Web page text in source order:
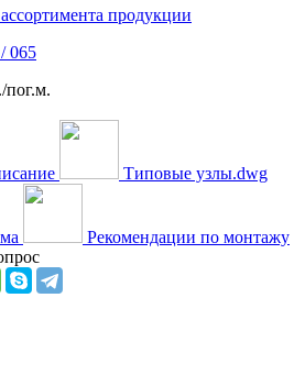
продукции
пог.м.
Типовые узлы.dwg
Рекомендации по монтажу